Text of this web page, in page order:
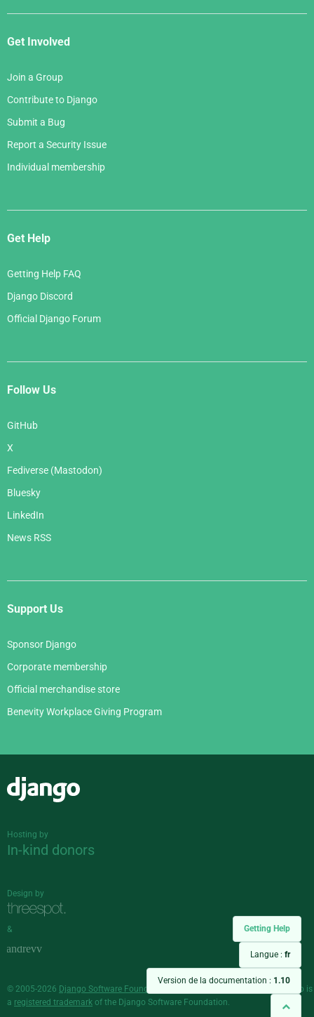
Getting Help
Langue : fr
Version de la documentation : 1.10
Get Involved
Join a Group
Contribute to Django
Submit a Bug
Report a Security Issue
Individual membership
Get Help
Getting Help FAQ
Django Discord
Official Django Forum
Follow Us
GitHub
X
Fediverse (Mastodon)
Bluesky
LinkedIn
News RSS
Support Us
Sponsor Django
Corporate membership
Official merchandise store
Benevity Workplace Giving Program
Hosting by
In-kind donors
Design by
&
© 2005-2026 Django Software Foundation
and individual contributors. Django is
a registered trademark of the Django Software Foundation.